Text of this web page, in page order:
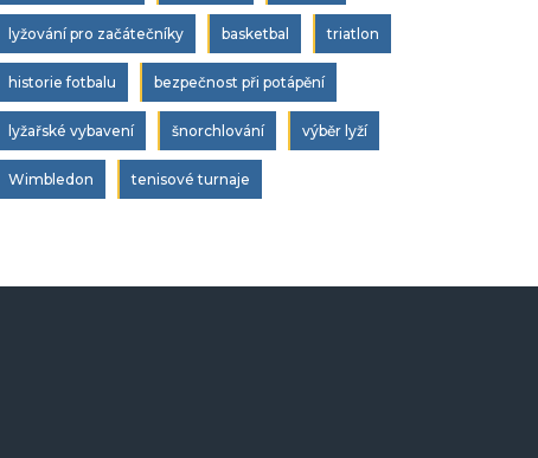
lyžování pro začátečníky basketbal triatlon
historie fotbalu bezpečnost při potápění
lyžařské vybavení šnorchlování výběr lyží
Wimbledon tenisové turnaje